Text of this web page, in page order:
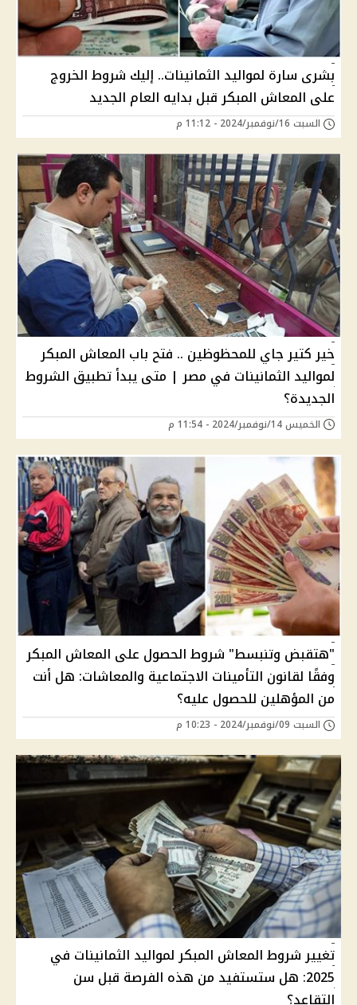
بشرى سارة لمواليد الثمانينات.. إليك شروط الخروج
على المعاش المبكر قبل بدايه العام الجديد
السبت 16/نوفمبر/2024 - 11:12 م
خير كتير جاي للمحظوظين .. فتح باب المعاش المبكر
لمواليد الثمانينات في مصر | متى يبدأ تطبيق الشروط
الجديدة؟
الخميس 14/نوفمبر/2024 - 11:54 م
"هتقبض وتنبسط" شروط الحصول على المعاش المبكر
وفقًا لقانون التأمينات الاجتماعية والمعاشات: هل أنت
من المؤهلين للحصول عليه؟
السبت 09/نوفمبر/2024 - 10:23 م
تغيير شروط المعاش المبكر لمواليد الثمانينات في
2025: هل ستستفيد من هذه الفرصة قبل سن
التقاعد؟